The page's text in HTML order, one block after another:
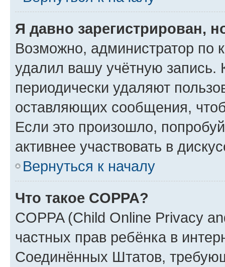
Я давно зарегистрирован,
Возможно, администратор по
удалил вашу учётную запись.
периодически удаляют
оставляющих сообщения,
Если это произошло,
активнее участвовать в
Вернуться к началу
Что такое COPPA?
COPPA (Child Online Privacy
частных прав ребёнка в
Соединённых Штатов,